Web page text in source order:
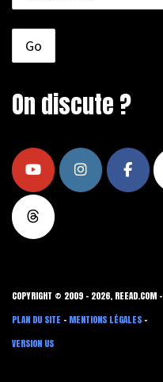
On discute ?
COPYRIGHT © 2009 - 2026, REEAD.COM -
PLAN DU SITE - MENTIONS LÉGALES -
VERSION US